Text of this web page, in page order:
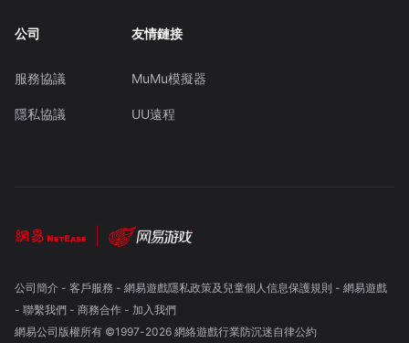
公司
服務協議
隱私協議
友情鏈接
MuMu模擬器
UU遠程
公司簡介- 客戶服務 - 網易遊戲隱私政策及兒童個人信息保護規則 - 網易遊戲
- 聯繫我們- 商務合作- 加入我們
網易公司版權所有 ©1997-2026 網絡遊戲行業防沉迷自律公約